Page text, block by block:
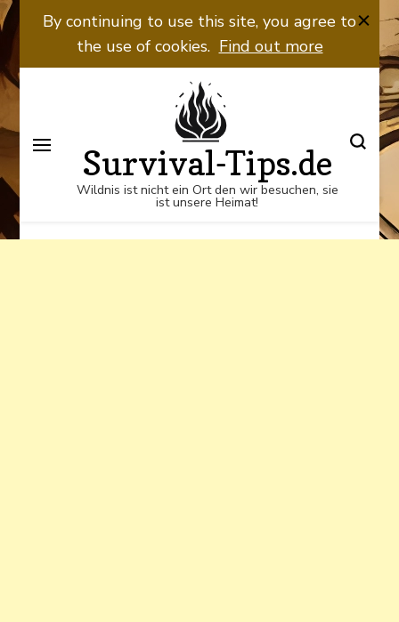
By continuing to use this site, you agree to
the use of cookies. Find out more
Survival-Tips.de
Wildnis ist nicht ein Ort den wir besuchen, sie
ist unsere Heimat!